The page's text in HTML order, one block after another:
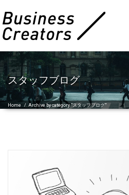
スタッフブログ
Home /Archive by category "スタッフブログ"